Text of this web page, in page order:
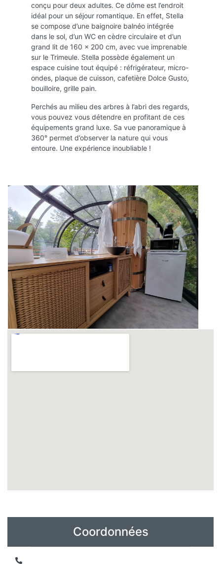
conçu pour deux adultes. Ce dôme est l’endroit
idéal pour un séjour romantique. En effet, Stella
se compose d’une baignoire balnéo intégrée
dans le sol, d’un WC en cèdre circulaire et d’un
grand lit de 160 x 200 cm, avec vue imprenable
sur le Trimeule. Stella possède également un
espace cuisine tout équipé : réfrigérateur, micro-
ondes, plaque de cuisson, cafetière Dolce Gusto,
bouilloire, grille pain.
Perchés au milieu des arbres à l’abri des regards,
vous pouvez vous détendre en profitant de ces
équipements grand luxe. Sa vue panoramique à
360° permet d’observer la nature qui vous
entoure. Une expérience inoubliable !
Coordonnées